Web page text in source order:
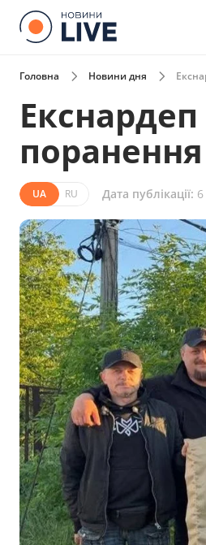
Головна Новини дня
UA RU Дата публікації: